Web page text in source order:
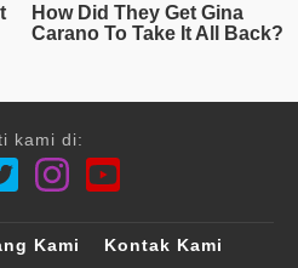
kami di:
Kami
Kontak Kami